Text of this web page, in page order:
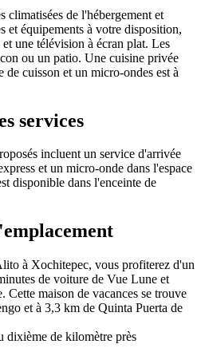
climatisées de l'hébergement et
et équipements à votre disposition,
une télévision à écran plat. Les
ou un patio. Une cuisine privée
cuisson et un micro-ondes est à
services
incluent un service d'arrivée
et un micro-onde dans l'espace
disponible dans l'enceinte de
à Xochitepec, vous profiterez d'un
de voiture de Vue Lune et
Cette maison de vacances se trouve
et à 3,3 km de Quinta Puerta de
dixième de kilomètre près